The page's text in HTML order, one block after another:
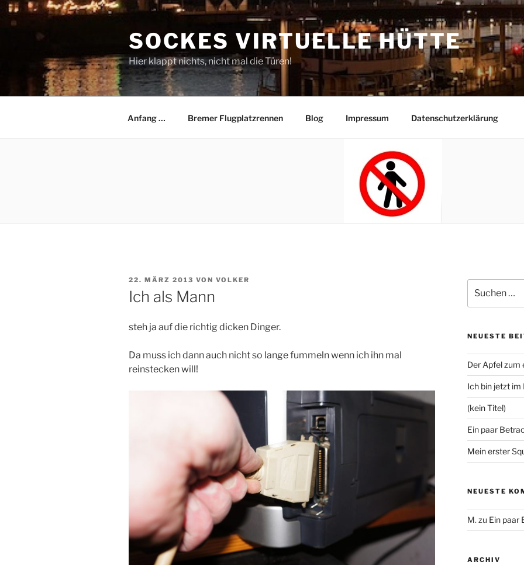
Zum
Inhalt
SOCKES VIRTUELLE HÜTTE
Hier klappt nichts, nicht mal die Türen!
Anfang … Bremer Flugplatzrennen Blog Impressum Datenschutzerklärung
VERÖFFENTLICHT
AM
22. MÄRZ 2013 VON VOLKER
Ich als Mann
steh ja auf die richtig dicken Dinger.
Da muss ich dann auch nicht so lange fummeln wenn ich ihn mal
reinstecken will!
nach:
NEUESTE
Der Apfel zum
Ich bin jetzt im
(kein Titel)
Ein paar
Mein erster
NEUESTE
M. zu Ein paar
ARCHIV